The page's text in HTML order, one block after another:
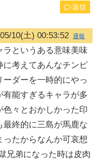
返信
10(土) 00:53:52 通報
というある意味美味
に考えてあんなチンピ
ダーを一時的にやっ
能すぎるキャラが多
々とおかしかった印
終的に三島が馬鹿な
たからなんか可哀想
兄弟になった時は皮肉